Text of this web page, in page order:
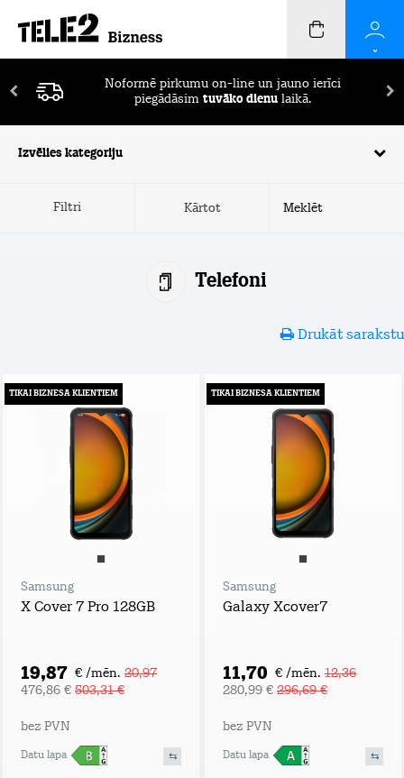
Pirmos 2 mēnešus ierīču apdrošināšanaBEZ
MAKSAS!
Izvēlies kategoriju
Filtri Kārtot
Telefoni
Drukāt sarakstu
TIKAI BIZNESA KLIENTIEM
Samsung
X Cover 7 Pro 128GB
19,87 € /mēn. 20,97
476,86 € 503,31 €
bez PVN
Datu lapa
TIKAI BIZNESA KLIENTIEM
Samsung
Galaxy Xcover7
11,70 € /mēn. 12,36
280,99 € 296,69 €
bez PVN
Datu lapa